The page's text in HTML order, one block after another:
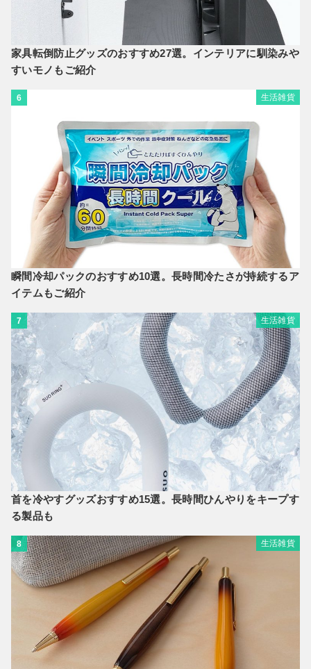
家具転倒防止グッズのおすすめ27選。インテリアに馴染みや
すいモノもご紹介
6 生活雑貨
瞬間冷却パックのおすすめ10選。長時間冷たさが持続するア
イテムもご紹介
7 生活雑貨
首を冷やすグッズおすすめ15選。長時間ひんやりをキープす
る製品も
8 生活雑貨